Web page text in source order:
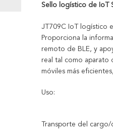
Sello logístico de IoT
JT709C IoT logístico
Proporciona la
remoto de BLE, y
real tal como aparato
móviles más
Uso:
Transporte del